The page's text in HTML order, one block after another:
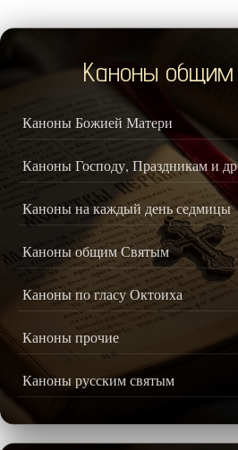
Каноны
Каноны Божией Матери
Каноны Господу, Праздникам и
Каноны на каждый день седмицы
Каноны общим Святым
Каноны по гласу Октоиха
Каноны прочие
Каноны русским святым